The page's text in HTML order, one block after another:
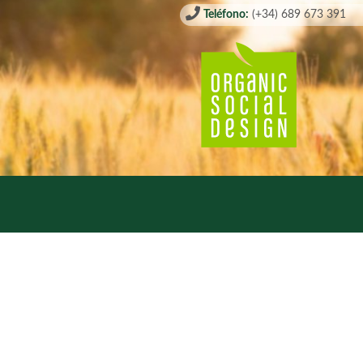
Teléfono: (+34) 689 673 391